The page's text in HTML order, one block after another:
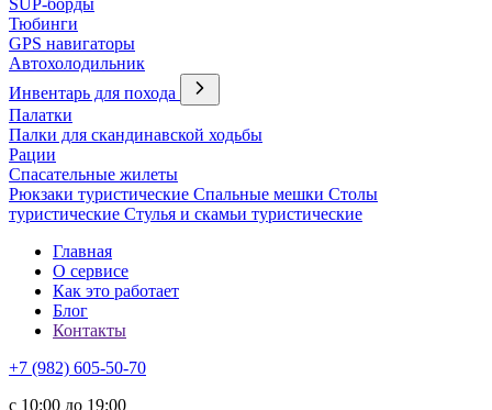
Тюбинги
GPS навигаторы
Автохолодильник
Инвентарь для похода
Палатки
Палки для скандинавской ходьбы
Рации
Спасательные жилеты
Рюкзаки туристические Спальные мешки Столы
туристические Стулья и скамьи туристические
Главная
О сервисе
Как это работает
Блог
Контакты
+7 (982) 605-50-70
c 10:00 до 19:00